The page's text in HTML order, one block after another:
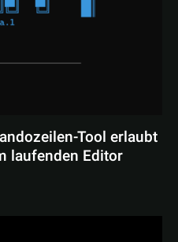
Tool erlaubt
laufenden Editor